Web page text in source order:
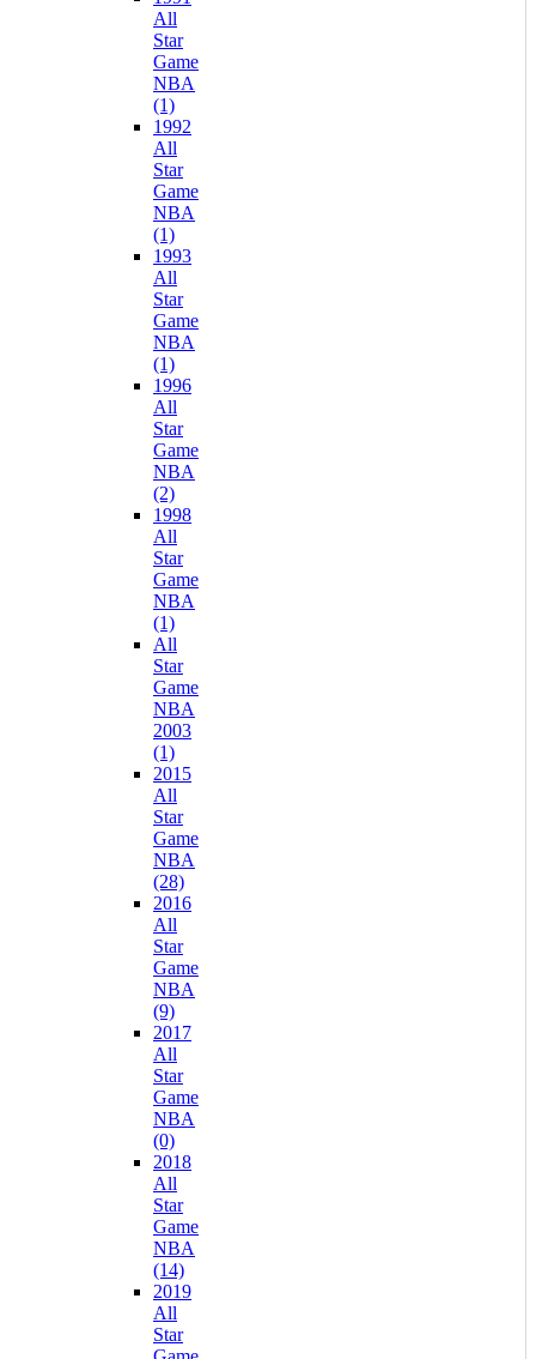
All
Star
Game
NBA
(1)
1992
All
Star
Game
NBA
(1)
1993
All
Star
Game
NBA
(1)
1996
All
Star
Game
NBA
(2)
1998
All
Star
Game
NBA
(1)
All
Star
Game
NBA
2003
(1)
2015
All
Star
Game
NBA
(28)
2016
All
Star
Game
NBA
(9)
2017
All
Star
Game
NBA
(0)
2018
All
Star
Game
NBA
(14)
2019
All
Star